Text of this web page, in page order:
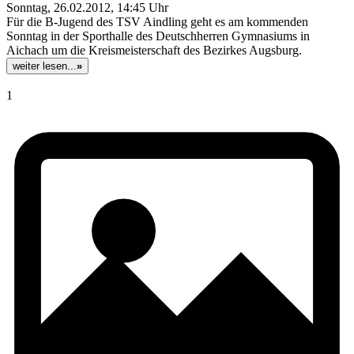
Sonntag, 26.02.2012, 14:45 Uhr
Für die B-Jugend des TSV Aindling geht es am kommenden
Sonntag in der Sporthalle des Deutschherren Gymnasiums in
Aichach um die Kreismeisterschaft des Bezirkes Augsburg.
weiter lesen...»
1